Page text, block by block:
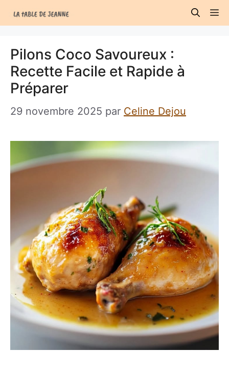
au
Pilons Coco Savoureux :
Recette Facile et Rapide à
Préparer
29 novembre 2025 par Celine Dejou